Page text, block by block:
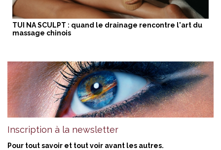
TUI NA SCULPT : quand le drainage rencontre l'art du
massage chinois
Inscription à la newsletter
Pour tout savoir et tout voir avant les autres.